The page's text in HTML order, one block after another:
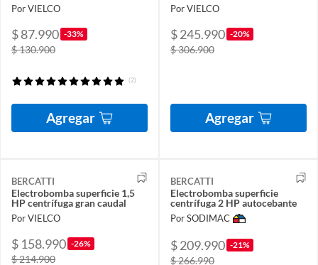
Por VIELCO
$ 87.990 -33%
$ 130.900
(2)
Agregar
Por VIELCO
$ 245.990 -20%
$ 306.900
Agregar
BERCATTI
Electrobomba superficie 1,5
HP centrífuga gran caudal
Por VIELCO
$ 158.990 -26%
$ 214.900
BERCATTI
Electrobomba superficie
centrífuga 2 HP autocebante
Por SODIMAC
$ 209.990 -21%
$ 266.990